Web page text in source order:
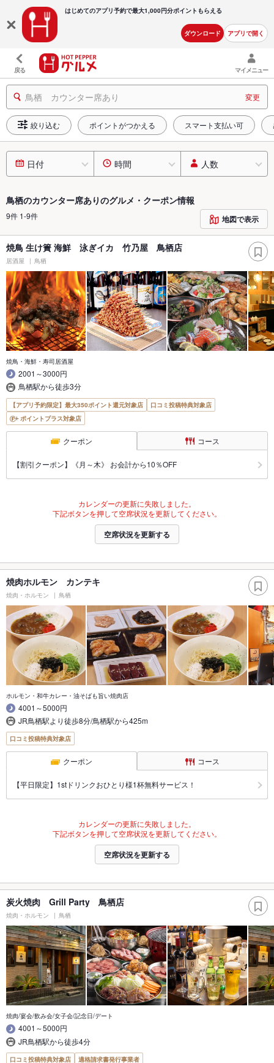
はじめてのアプリ予約で最大1,000円分ポイントもらえる
ダウンロード アプリで開く
戻る マイメニュー
鳥栖 カウンター席あり 変更
絞り込む ポイントがつかえる スマート支払い可
日付 時間 人数
鳥栖のカウンター席ありのグルメ・クーポン情報
9件 1-9件 地図で表示
焼鳥 生け簀 海鮮 泳ぎイカ 竹乃屋 鳥栖店
居酒屋 鳥栖
焼鳥・海鮮・寿司居酒屋
2001～3000円
鳥栖駅から徒歩3分
【アプリ予約限定】最大350ポイント還元対象店
口コミ投稿特典対象店
ポイントプラス対象店
クーポン コース
【割引クーポン】《月～木》 お会計から10％OFF
カレンダーの更新に失敗しました。
下記ボタンを押して空席状況を更新してください。
空席状況を更新する
焼肉ホルモン カンテキ
焼肉・ホルモン 鳥栖
ホルモン・和牛カレー・油そばも旨い焼肉店
4001～5000円
JR鳥栖駅より徒歩8分/鳥栖駅から425m
口コミ投稿特典対象店
クーポン コース
【平日限定】1stドリンクおひとり様1杯無料サービス！
カレンダーの更新に失敗しました。
下記ボタンを押して空席状況を更新してください。
空席状況を更新する
炭火焼肉 Grill Party 鳥栖店
焼肉・ホルモン 鳥栖
焼肉/宴会/飲み会/女子会/記念日/デート
4001～5000円
JR鳥栖駅から徒歩4分
口コミ投稿特典対象店 適格請求書発行事業者